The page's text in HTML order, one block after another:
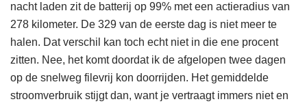
nacht laden zit de batterij op 99% met een actieradius van
278 kilometer. De 329 van de eerste dag is niet meer te
halen. Dat verschil kan toch echt niet in die ene procent
zitten. Nee, het komt doordat ik de afgelopen twee dagen
op de snelweg filevrij kon doorrijden. Het gemiddelde
stroomverbruik stijgt dan, want je vertraagt immers niet en